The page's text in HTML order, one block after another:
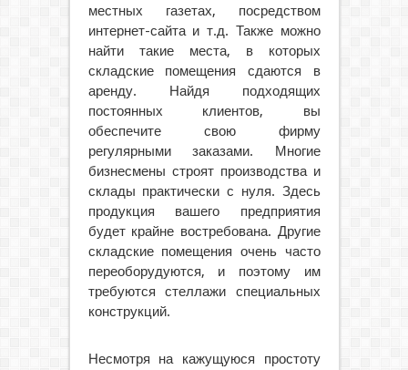
местных газетах, посредством
интернет-сайта и т.д. Также можно
найти такие места, в которых
складские помещения сдаются в
аренду. Найдя подходящих
постоянных клиентов, вы
обеспечите свою фирму
регулярными заказами. Многие
бизнесмены строят производства и
склады практически с нуля. Здесь
продукция вашего предприятия
будет крайне востребована. Другие
складские помещения очень часто
переоборудуются, и поэтому им
требуются стеллажи специальных
конструкций.
Несмотря на кажущуюся простоту